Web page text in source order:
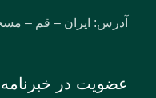
آدرس: ایران – قم –
عضویت در خبرنامه